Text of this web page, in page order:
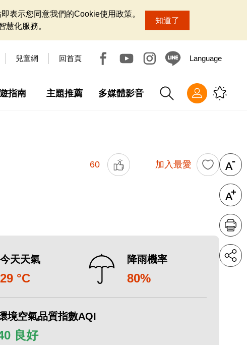
表示您同意我們的Cookie使用政策。
慧化服務。
知道了
兒童網 回首頁 Language
指南 主題推薦 多媒體影音
60 加入最愛
今天天氣
29 °C
降雨機率
80%
境空氣品質指數AQI
良好